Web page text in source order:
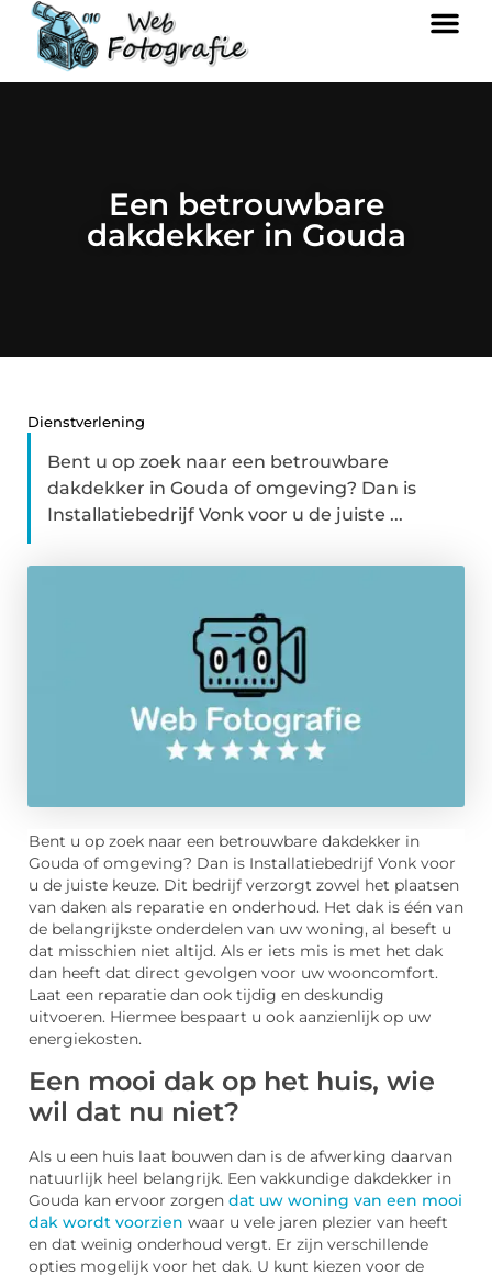
Een betrouwbare
dakdekker in Gouda
Dienstverlening
Bent u op zoek naar een betrouwbare
dakdekker in Gouda of omgeving? Dan is
Installatiebedrijf Vonk voor u de juiste ...
Bent u op zoek naar een betrouwbare dakdekker in
Gouda of omgeving? Dan is Installatiebedrijf Vonk voor
u de juiste keuze. Dit bedrijf verzorgt zowel het plaatsen
van daken als reparatie en onderhoud. Het dak is één van
de belangrijkste onderdelen van uw woning, al beseft u
dat misschien niet altijd. Als er iets mis is met het dak
dan heeft dat direct gevolgen voor uw wooncomfort.
Laat een reparatie dan ook tijdig en deskundig
uitvoeren. Hiermee bespaart u ook aanzienlijk op uw
energiekosten.
Een mooi dak op het huis, wie
wil dat nu niet?
Als u een huis laat bouwen dan is de afwerking daarvan
natuurlijk heel belangrijk. Een vakkundige dakdekker in
Gouda kan ervoor zorgen dat uw woning van een mooi
dak wordt voorzien waar u vele jaren plezier van heeft
en dat weinig onderhoud vergt. Er zijn verschillende
opties mogelijk voor het dak. U kunt kiezen voor de